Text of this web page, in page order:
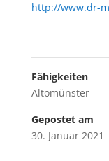
http://www.dr-
Fähigkeiten
Altomünster
Gepostet am
30. Januar 2021